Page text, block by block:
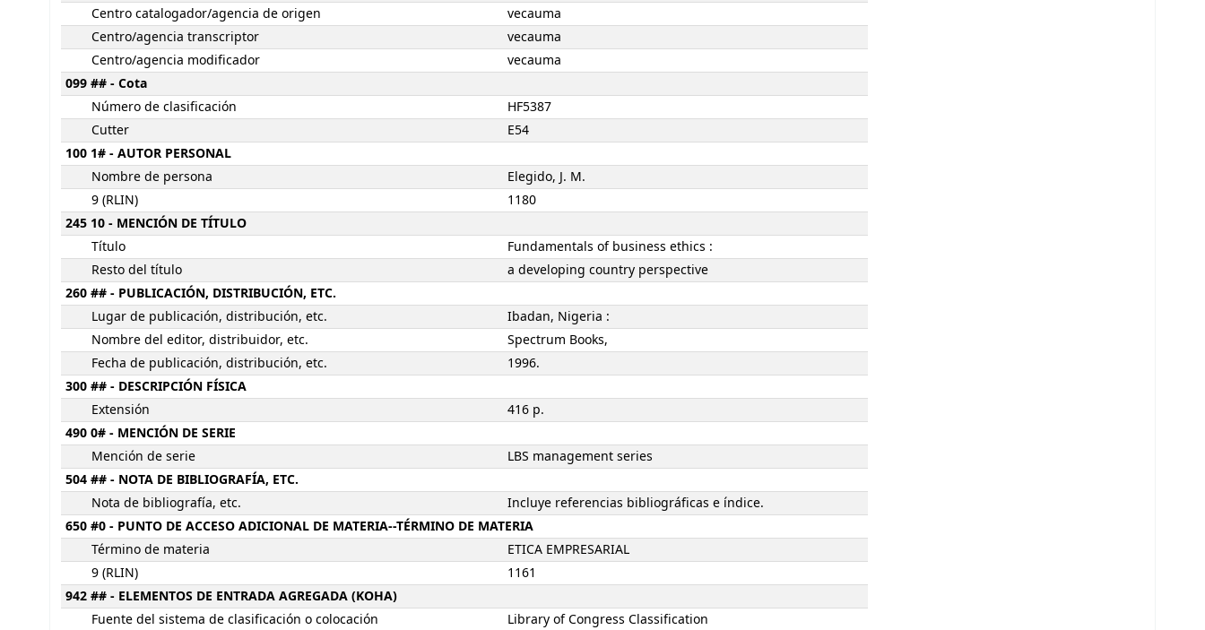
Centro catalogador/agencia de origen
vecauma
Centro/agencia transcriptor
vecauma
Centro/agencia modificador
vecauma
099 ## - Cota
Número de clasificación
HF5387
Cutter
E54
100 1# - AUTOR PERSONAL
Nombre de persona
Elegido, J. M.
9 (RLIN)
1180
245 10 - MENCIÓN DE TÍTULO
Título
Fundamentals of business ethics :
Resto del título
a developing country perspective
260 ## - PUBLICACIÓN, DISTRIBUCIÓN, ETC.
Lugar de publicación, distribución, etc.
Ibadan, Nigeria :
Nombre del editor, distribuidor, etc.
Spectrum Books,
Fecha de publicación, distribución, etc.
1996.
300 ## - DESCRIPCIÓN FÍSICA
Extensión
416 p.
490 0# - MENCIÓN DE SERIE
Mención de serie
LBS management series
504 ## - NOTA DE BIBLIOGRAFÍA, ETC.
Nota de bibliografía, etc.
Incluye referencias bibliográficas e índice.
650 #0 - PUNTO DE ACCESO ADICIONAL DE MATERIA--TÉRMINO DE MATERIA
Término de materia
ETICA EMPRESARIAL
9 (RLIN)
1161
942 ## - ELEMENTOS DE ENTRADA AGREGADA (KOHA)
Fuente del sistema de clasificación o colocación
Library of Congress Classification